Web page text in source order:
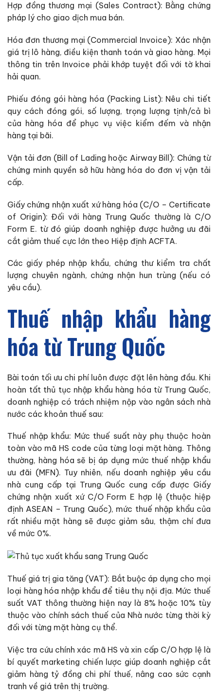
Hợp đồng thương mại (Sales Contract): Bằng chứng
pháp lý cho giao dịch mua bán.
Hóa đơn thương mại (Commercial Invoice): Xác nhận
giá trị lô hàng, điều kiện thanh toán và giao hàng. Mọi
thông tin trên Invoice phải khớp tuyệt đối với tờ khai
hải quan.
Phiếu đóng gói hàng hóa (Packing List): Nêu chi tiết
quy cách đóng gói, số lượng, trọng lượng tịnh/cả bì
của hàng hóa để phục vụ việc kiểm đếm và nhận
hàng tại bãi.
Vận tải đơn (Bill of Lading hoặc Airway Bill): Chứng từ
chứng minh quyền sở hữu hàng hóa do đơn vị vận tải
cấp.
Giấy chứng nhận xuất xứ hàng hóa (C/O – Certificate
of Origin): Đối với hàng Trung Quốc thường là C/O
Form E. từ đó giúp doanh nghiệp được hưởng ưu đãi
cắt giảm thuế cực lớn theo Hiệp định ACFTA.
Các giấy phép nhập khẩu, chứng thư kiểm tra chất
lượng chuyên ngành, chứng nhận hun trùng (nếu có
yêu cầu).
Thuế nhập khẩu hàng
hóa từ Trung Quốc
Bài toán tối ưu chi phí luôn được đặt lên hàng đầu. Khi
hoàn tất thủ tục nhập khẩu hàng hóa từ Trung Quốc,
doanh nghiệp có trách nhiệm nộp vào ngân sách nhà
nước các khoản thuế sau:
Thuế nhập khẩu: Mức thuế suất này phụ thuộc hoàn
toàn vào mã HS code của từng loại mặt hàng. Thông
thường, hàng hóa sẽ bị áp dụng mức thuế nhập khẩu
ưu đãi (MFN). Tuy nhiên, nếu doanh nghiệp yêu cầu
nhà cung cấp tại Trung Quốc cung cấp được Giấy
chứng nhận xuất xứ C/O Form E hợp lệ (thuộc hiệp
định ASEAN – Trung Quốc), mức thuế nhập khẩu của
rất nhiều mặt hàng sẽ được giảm sâu, thậm chí đưa
về mức 0%.
Thuế giá trị gia tăng (VAT): Bắt buộc áp dụng cho mọi
loại hàng hóa nhập khẩu để tiêu thụ nội địa. Mức thuế
suất VAT thông thường hiện nay là 8% hoặc 10% tùy
thuộc vào chính sách thuế của Nhà nước từng thời kỳ
đối với từng mặt hàng cụ thể.
Việc tra cứu chính xác mã HS và xin cấp C/O hợp lệ là
bí quyết marketing chiến lược giúp doanh nghiệp cắt
giảm hàng tỷ đồng chi phí thuế, nâng cao sức cạnh
tranh về giá trên thị trường.